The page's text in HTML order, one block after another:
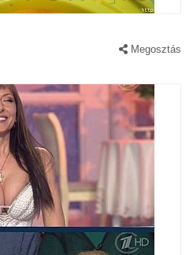
Megosztás